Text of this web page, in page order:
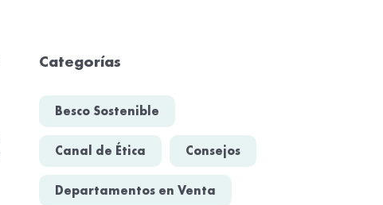
Categorías
Besco Sostenible
Canal de Ética Consejos
Departamentos en Venta